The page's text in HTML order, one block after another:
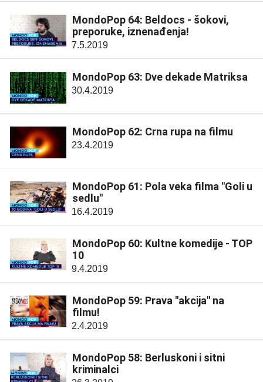
MondoPop 64: Beldocs - šokovi,
preporuke, iznenađenja!
7.5.2019
MondoPop 63: Dve dekade Matriksa
30.4.2019
MondoPop 62: Crna rupa na filmu
23.4.2019
MondoPop 61: Pola veka filma "Goli u
sedlu"
16.4.2019
MondoPop 60: Kultne komedije - TOP
10
9.4.2019
MondoPop 59: Prava "akcija" na
filmu!
2.4.2019
MondoPop 58: Berluskoni i sitni
kriminalci